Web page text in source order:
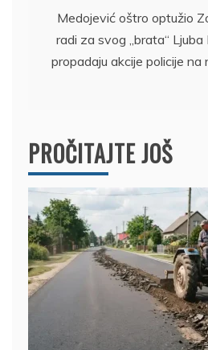
Medojević oštro optužio
radi za svog „brata“
propadaju akcije policije na
PROČITAJTE JOŠ